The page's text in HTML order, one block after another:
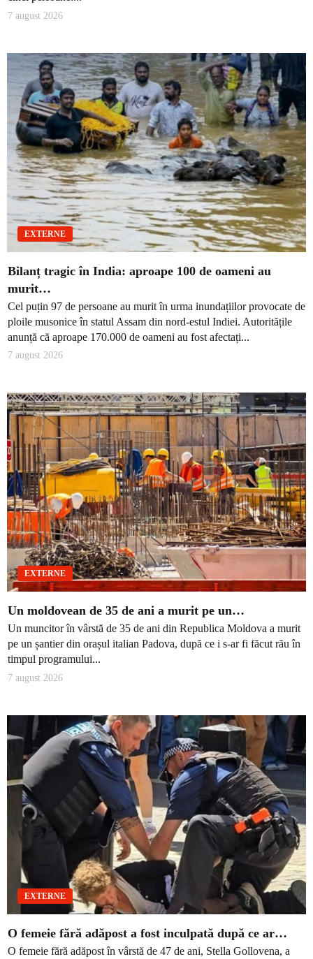
7 august 2026
EXTERNE
Bilanț tragic în India: aproape 100 de oameni au
murit…
Cel puțin 97 de persoane au murit în urma inundațiilor provocate de
ploile musonice în statul Assam din nord-estul Indiei. Autoritățile
anunță că aproape 170.000 de oameni au fost afectați...
7 august 2026
EXTERNE
Un moldovean de 35 de ani a murit pe un…
Un muncitor în vârstă de 35 de ani din Republica Moldova a murit
pe un șantier din orașul italian Padova, după ce i s-ar fi făcut rău în
timpul programului...
7 august 2026
EXTERNE
O femeie fără adăpost a fost inculpată după ce ar…
O femeie fără adăpost în vârstă de 47 de ani, Stella Gollovena, a